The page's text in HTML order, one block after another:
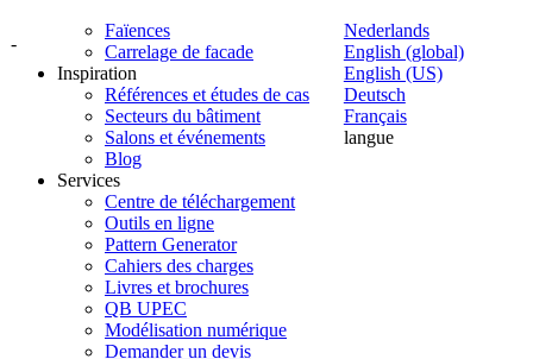
-
Nederlands
English (global)
English (US)
Deutsch
Français
langue
Faïences
Carrelage de facade
Inspiration
Références et études de cas
Secteurs du bâtiment
Salons et événements
Blog
Services
Centre de téléchargement
Outils en ligne
Pattern Generator
Cahiers des charges
Livres et brochures
QB UPEC
Modélisation numérique
Demander un devis